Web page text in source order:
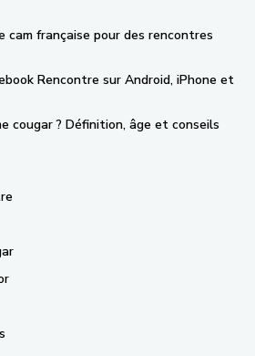
cam française pour des rencontres
Rencontre sur Android, iPhone et
cougar ? Définition, âge et conseils